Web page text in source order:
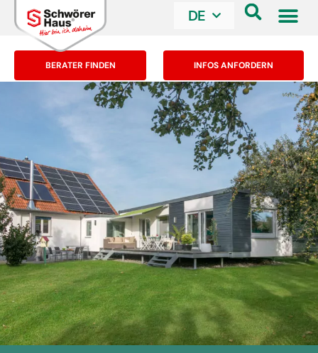
DE
BERATER FINDEN INFOS ANFORDERN